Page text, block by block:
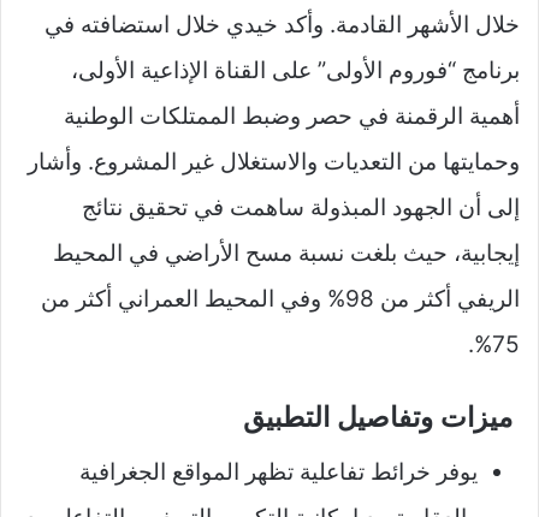
خلال الأشهر القادمة. وأكد خيدي خلال استضافته في
برنامج “فوروم الأولى” على القناة الإذاعية الأولى،
أهمية الرقمنة في حصر وضبط الممتلكات الوطنية
وحمايتها من التعديات والاستغلال غير المشروع. وأشار
إلى أن الجهود المبذولة ساهمت في تحقيق نتائج
إيجابية، حيث بلغت نسبة مسح الأراضي في المحيط
الريفي أكثر من 98% وفي المحيط العمراني أكثر من
75%.
ميزات وتفاصيل التطبيق
يوفر خرائط تفاعلية تظهر المواقع الجغرافية